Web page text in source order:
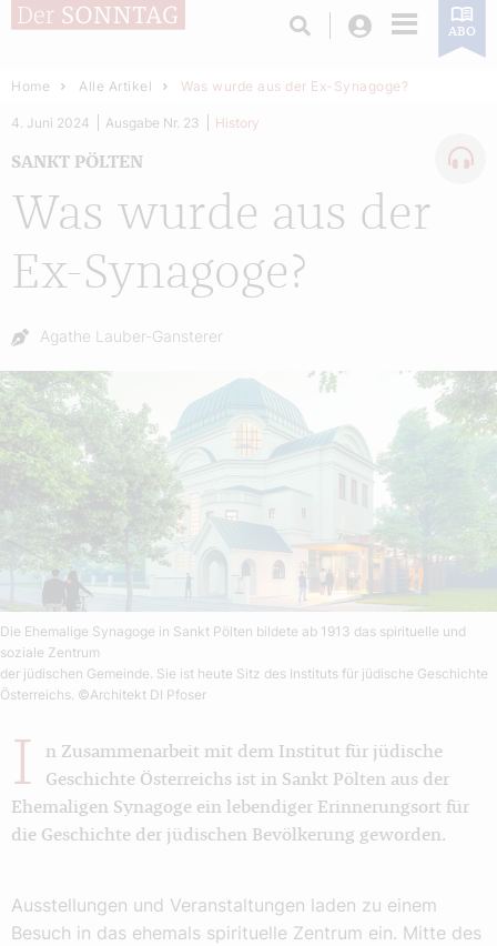
Login ABO
Home Alle Artikel Was wurde aus der Ex-Synagoge?
Was wurde aus der
Ex-Synagoge?
SANKT PÖLTEN
4. Juni 2024 Ausgabe Nr. 23 History
Autor:
Agathe Lauber-Gansterer
Die Ehemalige Synagoge in Sankt Pölten bildete ab 1913 das spirituelle und
soziale Zentrum
der jüdischen Gemeinde. Sie ist heute Sitz des Instituts für jüdische Geschichte
Österreichs. ©Architekt DI Pfoser
I
n Zusammenarbeit mit dem Institut für jüdische
Geschichte Österreichs ist in Sankt Pölten aus der
Ehemaligen Synagoge ein lebendiger Erinnerungsort für
die Geschichte der jüdischen Bevölkerung geworden.
Ausstellungen und Veranstaltungen laden zu einem
Besuch in das ehemals spirituelle Zentrum ein. Mitte des